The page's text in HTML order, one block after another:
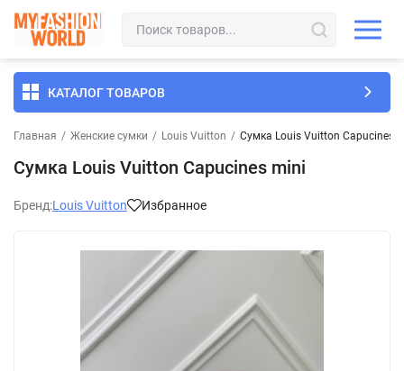
КАТАЛОГ ТОВАРОВ
Главная / Женские сумки / Louis Vuitton / Сумка Louis Vuitton Capucines
Сумка Louis Vuitton Capucines mini
Бренд:Louis Vuitton Избранное